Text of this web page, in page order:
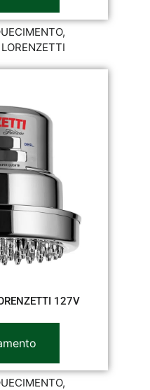
,
LORENZETTI
127V
,